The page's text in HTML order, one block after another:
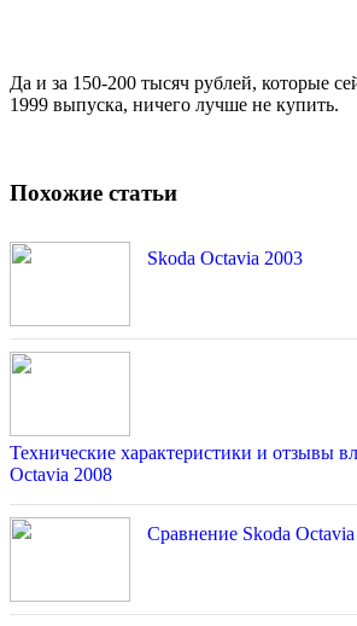
Да и за 150-200 тысяч рублей, которые
1999 выпуска, ничего лучше не купить.
Похожие статьи
Skoda Octavia 2003
Технические характеристики и отзывы
Octavia 2008
Сравнение Skoda